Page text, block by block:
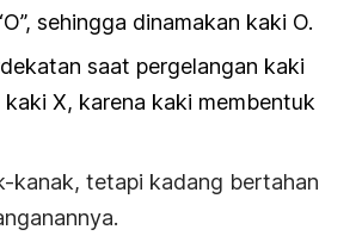
sehingga dinamakan kaki O.
saat pergelangan kaki
X, karena kaki membentuk
kanak, tetapi kadang bertahan